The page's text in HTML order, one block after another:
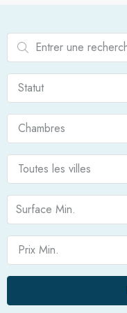
Statut
Chambres
Toutes les villes
Prix Min.